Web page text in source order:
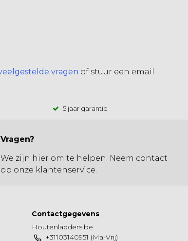
vragen of stuur een email
5 jaar garantie
Vragen?
We zijn hier om te helpen. Neem contact
op onze klantenservice.
Contactgegevens
Houtenladders.be
+31103140951 (Ma-Vrij)